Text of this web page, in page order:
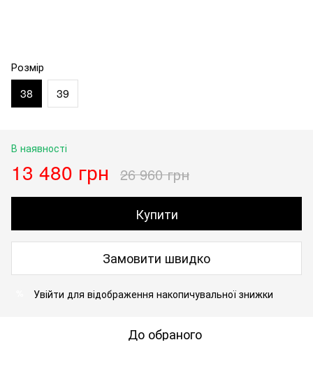
Розмір
38 39
В наявності
13 480 грн 26 960 грн
Купити
Замовити швидко
Увійти для відображення накопичувальної знижки
До обраного